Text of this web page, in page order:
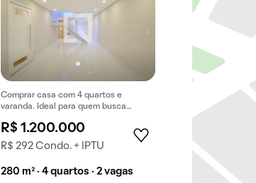
Comprar casa com 4 quartos e
varanda. Ideal para quem busca
R$ 1.200.000
R$ 292 Condo. + IPTU
280 m² · 4 quartos · 2 vagas